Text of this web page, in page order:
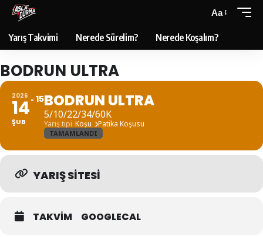
Aa
Yarış Takvimi Nerede Sürelim? Nerede Koşalım?
BODRUN ULTRA
2026
14
ŞUB
15BODRUN ULTRA
5/10/22/34/60K
Yarış tipi Koşu Patika Koşusu
TAMAMLANDI
YARIŞ SITESI
TAKVIM GOOGLECAL